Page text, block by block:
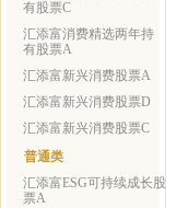
有股票C
汇添富消费精选两年持
有股票A
汇添富新兴消费股票A
汇添富新兴消费股票D
汇添富新兴消费股票C
普通类
汇添富ESG可持续成长股
票A